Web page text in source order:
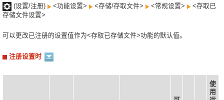
(设置/注册) <功能设置> <存储/存取文件> <常规设置>
<存取已
存储文件设置>
可以更改已注册的设置值作为<存取已存储文件>功能的默认值。
注册设置时
使
用